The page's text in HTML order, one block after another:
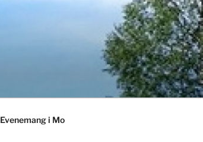
Evenemang i Mo